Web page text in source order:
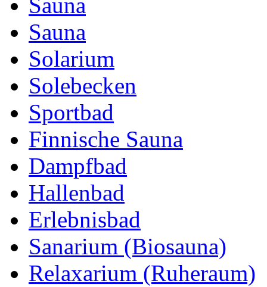
Sauna
Sauna
Solarium
Solebecken
Sportbad
Finnische Sauna
Dampfbad
Hallenbad
Erlebnisbad
Sanarium (Biosauna)
Relaxarium (Ruheraum)